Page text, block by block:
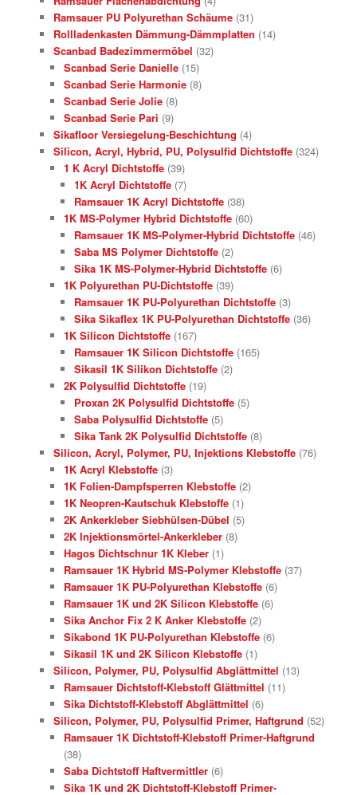
Ramsauer PU Polyurethan Schäume (31)
Rollladenkasten Dämmung-Dämmplatten (14)
Scanbad Badezimmermöbel (32)
Scanbad Serie Danielle (15)
Scanbad Serie Harmonie (8)
Scanbad Serie Jolie (8)
Scanbad Serie Pari (9)
Sikafloor Versiegelung-Beschichtung (4)
Silicon, Acryl, Hybrid, PU, Polysulfid Dichtstoffe (324)
1 K Acryl Dichtstoffe (39)
1K Acryl Dichtstoffe (7)
Ramsauer 1K Acryl Dichtstoffe (38)
1K MS-Polymer Hybrid Dichtstoffe (60)
Ramsauer 1K MS-Polymer-Hybrid Dichtstoffe (46)
Saba MS Polymer Dichtstoffe (2)
Sika 1K MS-Polymer-Hybrid Dichtstoffe (6)
1K Polyurethan PU-Dichtstoffe (39)
Ramsauer 1K PU-Polyurethan Dichtstoffe (3)
Sika Sikaflex 1K PU-Polyurethan Dichtstoffe (36)
1K Silicon Dichtstoffe (167)
Ramsauer 1K Silicon Dichtstoffe (165)
Sikasil 1K Silikon Dichtstoffe (2)
2K Polysulfid Dichtstoffe (19)
Proxan 2K Polysulfid Dichtstoffe (5)
Saba Polysulfid Dichtstoffe (5)
Sika Tank 2K Polysulfid Dichtstoffe (8)
Silicon, Acryl, Polymer, PU, Injektions Klebstoffe (76)
1K Acryl Klebstoffe (3)
1K Folien-Dampfsperren Klebstoffe (2)
1K Neopren-Kautschuk Klebstoffe (1)
2K Ankerkleber Siebhülsen-Dübel (5)
2K Injektionsmörtel-Ankerkleber (8)
Hagos Dichtschnur 1K Kleber (1)
Ramsauer 1K Hybrid MS-Polymer Klebstoffe (37)
Ramsauer 1K PU-Polyurethan Klebstoffe (6)
Ramsauer 1K und 2K Silicon Klebstoffe (6)
Sika Anchor Fix 2 K Anker Klebstoffe (2)
Sikabond 1K PU-Polyurethan Klebstoffe (6)
Sikasil 1K und 2K Silicon Klebstoffe (1)
Silicon, Polymer, PU, Polysulfid Abglättmittel (13)
Ramsauer Dichtstoff-Klebstoff Glättmittel (11)
Sika Dichtstoff-Klebstoff Abglättmittel (6)
Silicon, Polymer, PU, Polysulfid Primer, Haftgrund (52)
Ramsauer 1K Dichtstoff-Klebstoff Primer-Haftgrund
(38)
Saba Dichtstoff Haftvermittler (6)
Sika 1K und 2K Dichtstoff-Klebstoff Primer-